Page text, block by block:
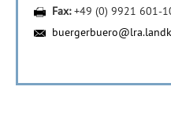
Fax:+49 (0) 9921 601-